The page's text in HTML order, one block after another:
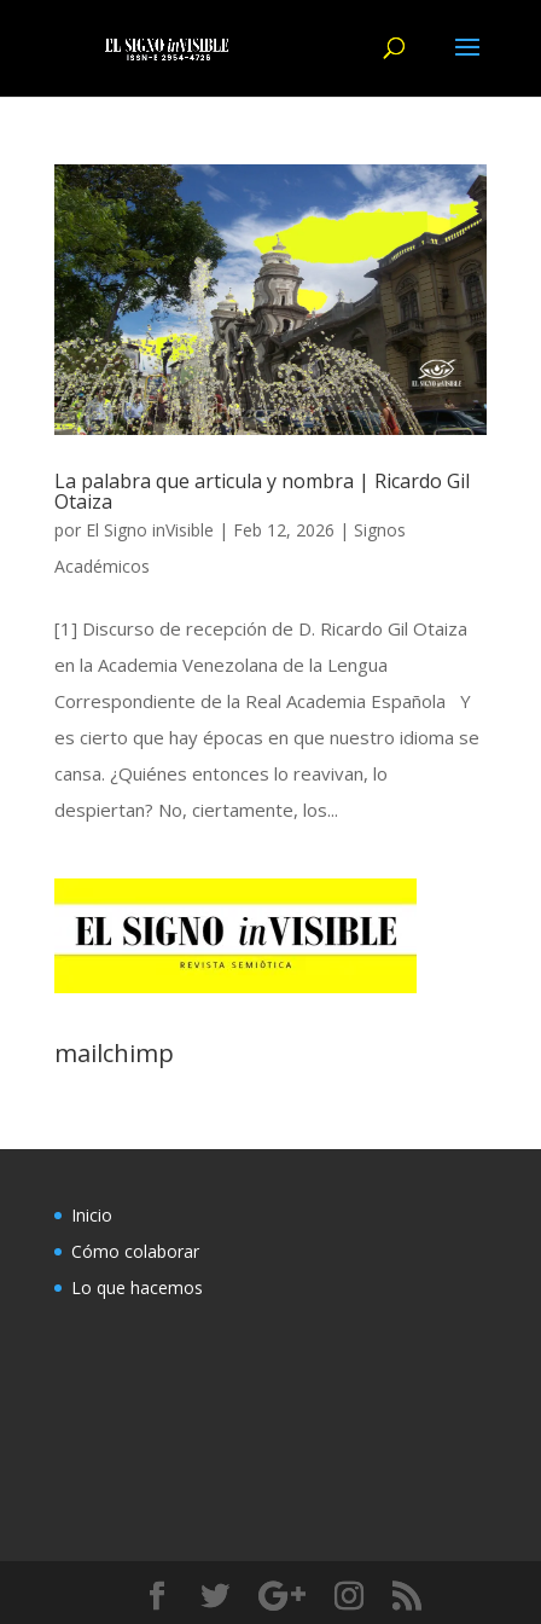
La palabra que articula y nombra | Ricardo Gil
Otaiza
por El Signo inVisible | Feb 12, 2026 | Signos
Académicos
[1] Discurso de recepción de D. Ricardo Gil Otaiza
en la Academia Venezolana de la Lengua
Correspondiente de la Real Academia Española Y
es cierto que hay épocas en que nuestro idioma se
cansa. ¿Quiénes entonces lo reavivan, lo
despiertan? No, ciertamente, los...
mailchimp
Inicio
Cómo colaborar
Lo que hacemos